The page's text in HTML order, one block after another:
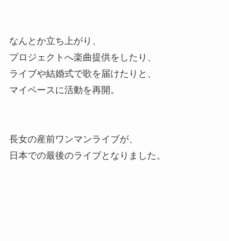
なんとか立ち上がり、
プロジェクトへ楽曲提供をしたり、
ライブや結婚式で歌を届けたりと、
マイペースに活動を再開。
長女の産前ワンマンライブが、
日本での最後のライブとなりました。